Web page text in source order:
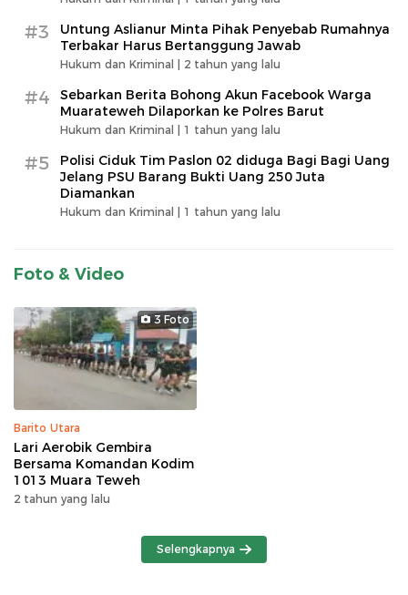
#3
Untung Aslianur Minta Pihak Penyebab Rumahnya
Terbakar Harus Bertanggung Jawab
Hukum dan Kriminal | 2 tahun yang lalu
#4
Sebarkan Berita Bohong Akun Facebook Warga
Muarateweh Dilaporkan ke Polres Barut
Hukum dan Kriminal | 1 tahun yang lalu
#5
Polisi Ciduk Tim Paslon 02 diduga Bagi Bagi Uang
Jelang PSU Barang Bukti Uang 250 Juta
Diamankan
Hukum dan Kriminal | 1 tahun yang lalu
Foto & Video
3 Foto
Barito Utara
Lari Aerobik Gembira
Bersama Komandan Kodim
1013 Muara Teweh
2 tahun yang lalu
Selengkapnya